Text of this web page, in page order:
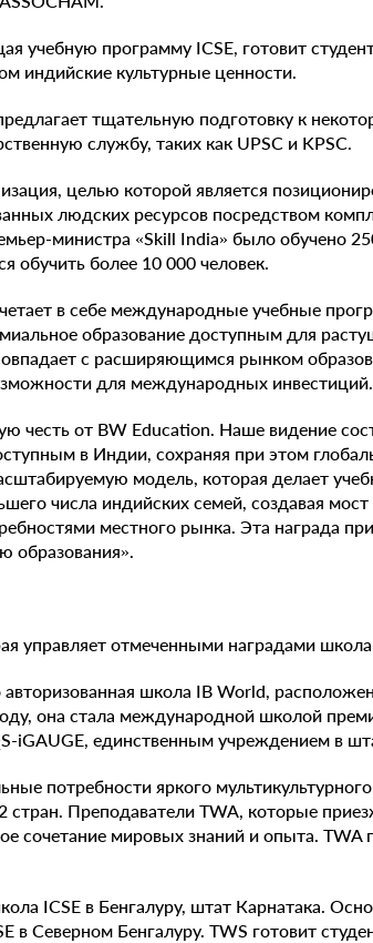
учебную программу ICSE, готовит
индийские культурные ценности.
тщательную подготовку к
службу, таких как UPSC и KPSC.
целью которой является
людских ресурсов посредством
министра «Skill India» было обучено
обучить более 10 000 человек.
в себе международные учебные
образование доступным для
с расширяющимся рынком
для международных инвестиций.
честь от BW Education. Наше видение
в Индии, сохраняя при этом
модель, которая делает
числа индийских семей, создавая
местного рынка. Эта награда
образования».
управляет отмеченными наградами
школа IB World,
она стала международной школой
iGAUGE, единственным учреждением в
потребности яркого
стран. Преподаватели TWA, которые
сочетание мировых знаний и опыта. TWA
ICSE в Бенгалуру, штат Карнатака.
в Северном Бенгалуру. TWS готовит